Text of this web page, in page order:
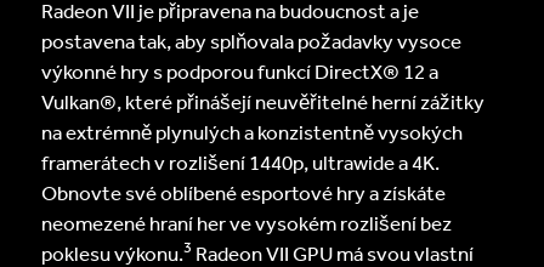
Radeon VII je připravena na budoucnost a je
postavena tak, aby splňovala požadavky vysoce
výkonné hry s podporou funkcí DirectX® 12 a
Vulkan®, které přinášejí neuvěřitelné herní zážitky
na extrémně plynulých a konzistentně vysokých
framerátech v rozlišení 1440p, ultrawide a 4K.
Obnovte své oblíbené esportové hry a získáte
neomezené hraní her ve vysokém rozlišení bez
poklesu výkonu.3 Radeon VII GPU má svou vlastní